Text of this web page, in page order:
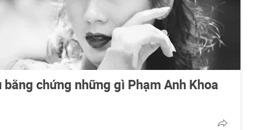
bằng chứng những gì Phạm Anh Khoa